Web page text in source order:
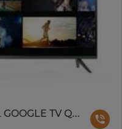
TELEVISEUR 50POUCES TCL GOOGLE TV QLED T A4K 50S5K